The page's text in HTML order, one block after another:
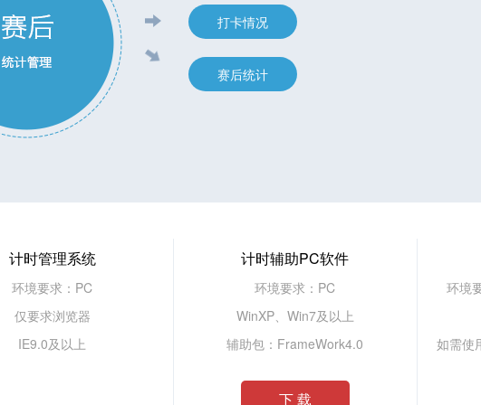
打卡情况
赛后统计
计时管理系统
环境要求：PC
仅要求浏览器
IE9.0及以上
计时辅助PC软件
环境要求：PC
WinXP、Win7及以上
辅助包：FrameWork4.0
下 载
环境
如需使